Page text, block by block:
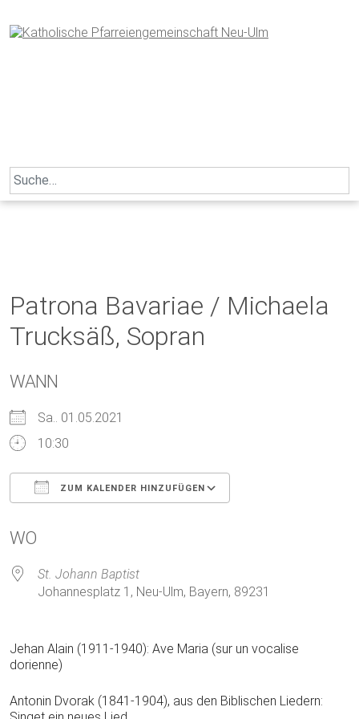
to
content
Search
for:
Patrona Bavariae / Michaela
Trucksäß, Sopran
WANN
Sa.. 01.05.2021
10:30
ZUM KALENDER HINZUFÜGEN
WO
St. Johann Baptist
Johannesplatz 1, Neu-Ulm, Bayern, 89231
Jehan Alain (1911-1940): Ave Maria (sur un vocalise
dorienne)
Antonin Dvorak (1841-1904), aus den Biblischen Liedern: